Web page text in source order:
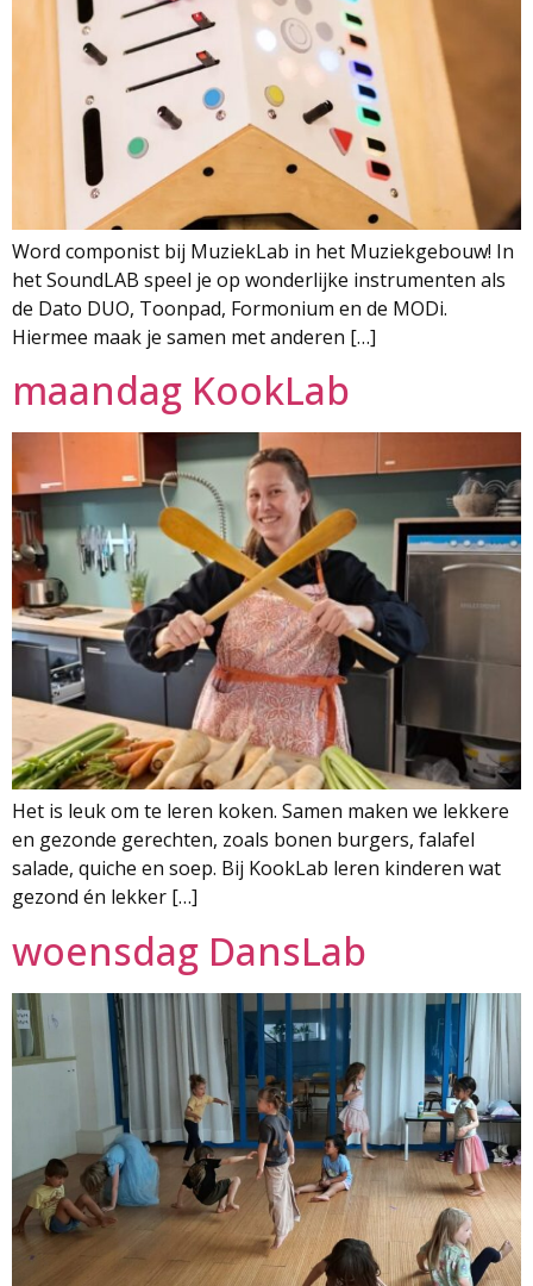
Word componist bij MuziekLab in het Muziekgebouw! In
het SoundLAB speel je op wonderlijke instrumenten als
de Dato DUO, Toonpad, Formonium en de MODi.
Hiermee maak je samen met anderen […]
maandag KookLab
Het is leuk om te leren koken. Samen maken we lekkere
en gezonde gerechten, zoals bonen burgers, falafel
salade, quiche en soep. Bij KookLab leren kinderen wat
gezond én lekker […]
woensdag DansLab